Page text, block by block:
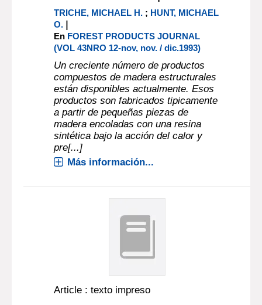
TRICHE, MICHAEL H. ; HUNT, MICHAEL
O. |
En FOREST PRODUCTS JOURNAL
(VOL 43NRO 12-nov, nov. / dic.1993)
Un creciente número de productos
compuestos de madera estructurales
están disponibles actualmente. Esos
productos son fabricados tipicamente
a partir de pequeñas piezas de
madera encoladas con una resina
sintética bajo la acción del calor y
pre[...]
Más información...
Article : texto impreso